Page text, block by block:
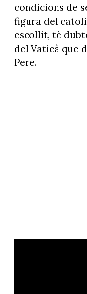
condicions de
figura del
escollit, té
del Vaticà que
Pere.